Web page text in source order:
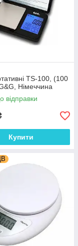
TS-100, (100
Німеччина
відправки
Купити